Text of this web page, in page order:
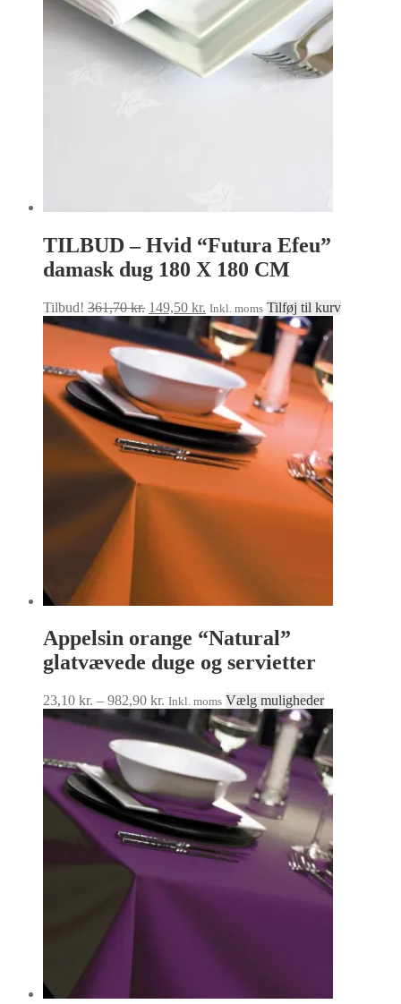
kan
vælges
på
varesiden
TILBUD – Hvid “Futura Efeu”
damask dug 180 X 180 CM
Tilbud! 361,70kr. Den
oprindelige
var:
361,70 kr..
149,50 kr. Den
aktuelle
pris
er:
149,50 kr..
Inkl. moms Tilføj til kurv
Appelsin orange “Natural”
glatvævede duge og servietter
23,10 kr. – 982,90 kr. Prisinterval:
23,10 kr.
982,90 kr.
Inkl. moms Vælg mulighederDette
har
flere
varianter.
Mulighederne
kan
på
varesiden